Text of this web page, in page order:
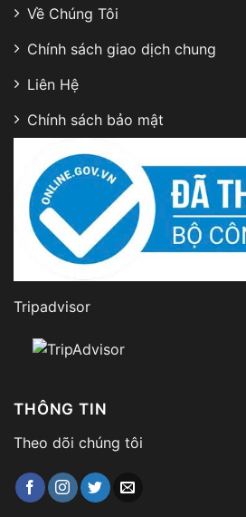
Về Chúng Tôi
Chính sách giao dịch chung
Liên Hệ
Chính sách bảo mật
Tripadvisor
THÔNG TIN
Theo dõi chúng tôi